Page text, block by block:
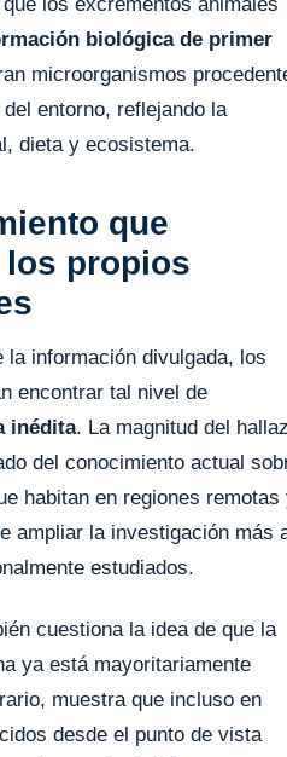
los excrementos animales
biológica de primer
microorganismos
entorno, reflejando la
dieta y ecosistema.
que
propios
la información divulgada, los
encontrar tal nivel de
inédita. La magnitud del
del conocimiento actual
habitan en regiones remotas
ampliar la investigación más
estudiados.
cuestiona la idea de que la
ya está mayoritariamente
muestra que incluso en
desde el punto de vista